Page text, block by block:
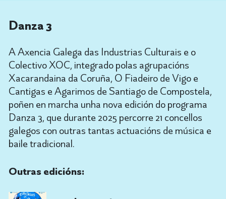
Danza 3
A Axencia Galega das Industrias Culturais e o
Colectivo XOC, integrado polas agrupacións
Xacarandaina da Coruña, O Fiadeiro de Vigo e
Cantigas e Agarimos de Santiago de Compostela,
poñen en marcha unha nova edición do programa
Danza 3, que durante 2025 percorre 21 concellos
galegos con outras tantas actuacións de música e
baile tradicional.
Outras edicións: